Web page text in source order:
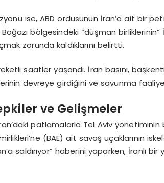
ise, ABD ordusunun İran’a ait bir
bölgesindeki “düşman
zorunda kaldıklarını belirtti.
saatler yaşandı. İran basını,
devreye girdiğini ve savunma
ve Gelişmeler
patlamalarla Tel Aviv yönetiminin
(BAE) ait savaş uçaklarının
saldırıyor” haberini yaparken, İranlı